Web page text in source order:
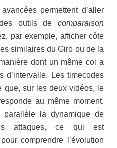
permettent d’aller
outils de comparaison
par exemple, afficher côte
similaires du Giro ou de la
dont un même col a
d’intervalle. Les timecodes
que, sur les deux vidéos, le
au même moment.
la dynamique de
attaques, ce qui est
comprendre l’évolution